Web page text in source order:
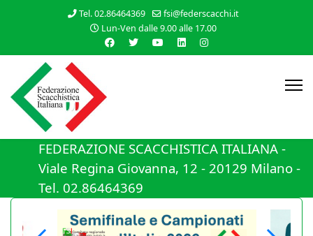
Tel. 02.86464369
fsi@federscacchi.it
Lun-Ven dalle 9.00 alle 17.00
FEDERAZIONE SCACCHISTICA ITALIANA -
Viale Regina Giovanna, 12 - 20129 Milano -
Tel. 02.86464369